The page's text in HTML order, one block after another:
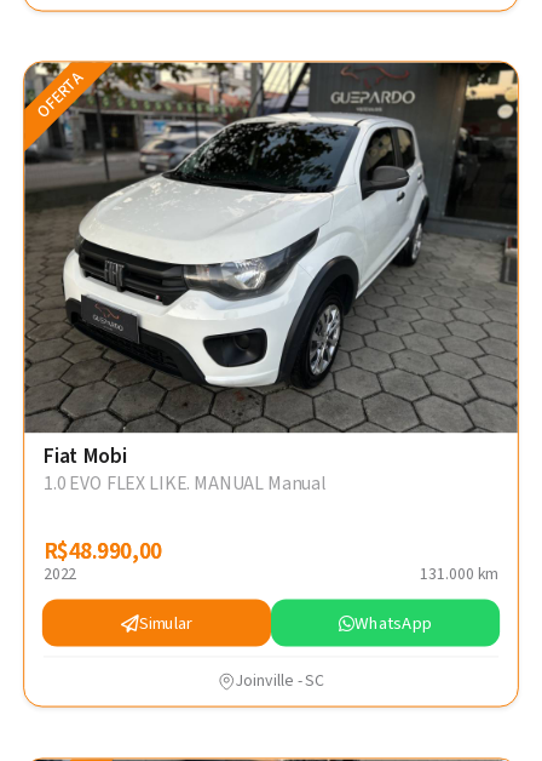
OFERTA
Fiat Mobi
1.0 EVO FLEX LIKE. MANUAL Manual
R$48.990,00
R$48.990,00
2022 131.000 km
Simular WhatsApp
Joinville - SC